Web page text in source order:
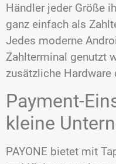
Händler jeder Größe
ganz einfach als
Jedes moderne
Zahlterminal genutzt
zusätzliche
Payment-
kleine
PAYONE bietet mit